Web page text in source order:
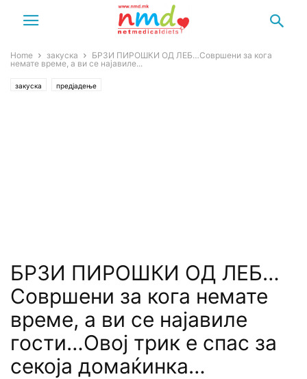
Home закуска
БРЗИ ПИРОШКИ ОД ЛЕБ…Совршени за кога
немате време, а ви се најавиле...
закуска предјадење
БРЗИ ПИРОШКИ ОД ЛЕБ…
Совршени за кога немате
време, а ви се најавиле
гости…Овој трик е спас за
секоја домаќинка…